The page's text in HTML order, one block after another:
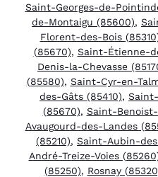
Saint-Georges-de-
de-Montaigu (85600),
Florent-des-Bois
(85670), Saint-Étienne-
Denis-la-Chevasse
(85580), Saint-Cyr-en-
des-Gâts (85410),
(85670), Saint-
Avaugourd-des-Landes
(85210), Saint-Aubin-
André-Treize-Voies
(85250), Rosnay